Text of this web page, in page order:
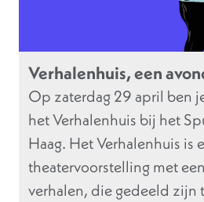
Verhalenhuis, een
Op zaterdag 29 april ben
het Verhalenhuis bij het
Haag. Het Verhalenhuis is
theatervoorstelling met
verhalen, die gedeeld zijn